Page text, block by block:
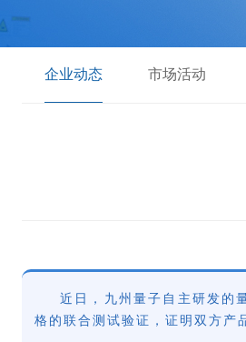
企业动态 市场活动
近日，九州量子自主研发的
格的联合测试验证，证明双方产